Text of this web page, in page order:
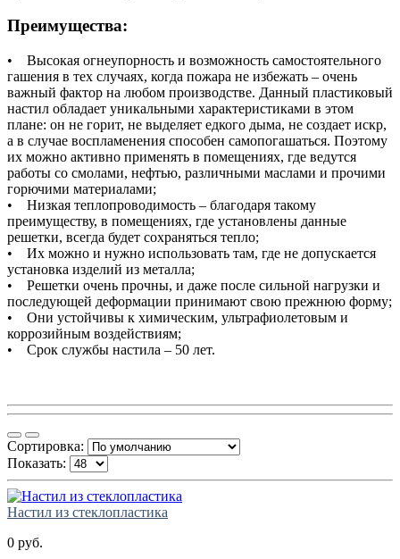
Преимущества:
• Высокая огнеупорность и возможность самостоятельного
гашения в тех случаях, когда пожара не избежать – очень
важный фактор на любом производстве. Данный пластиковый
настил обладает уникальными характеристиками в этом
плане: он не горит, не выделяет едкого дыма, не создает искр,
а в случае воспламенения способен самопогашаться. Поэтому
их можно активно применять в помещениях, где ведутся
работы со смолами, нефтью, различными маслами и прочими
горючими материалами;
• Низкая теплопроводимость – благодаря такому
преимуществу, в помещениях, где установлены данные
решетки, всегда будет сохраняться тепло;
• Их можно и нужно использовать там, где не допускается
установка изделий из металла;
• Решетки очень прочны, и даже после сильной нагрузки и
последующей деформации принимают свою прежнюю форму;
• Они устойчивы к химическим, ультрафиолетовым и
коррозийным воздействиям;
• Срок службы настила – 50 лет.
Сортировка:
Показать:
Настил из стеклопластика
0 руб.